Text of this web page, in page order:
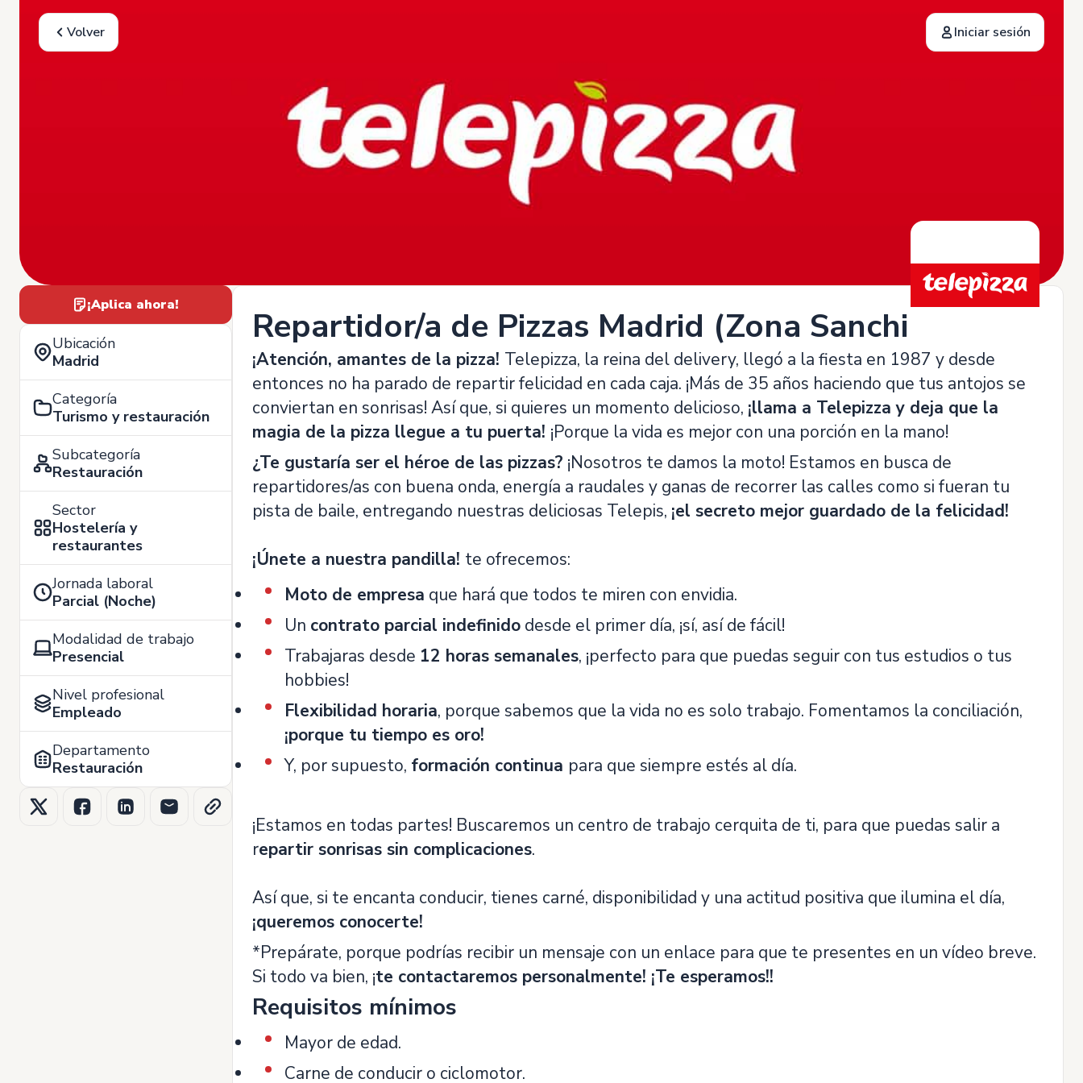
Volver Iniciar sesión
¡Aplica ahora!
Ubicación
Madrid
Categoría
Turismo y restauración
Subcategoría
Restauración
Sector
Hostelería y
restaurantes
Jornada laboral
Parcial (Noche)
Modalidad de trabajo
Presencial
Nivel profesional
Empleado
Departamento
Restauración
Repartidor/a de Pizzas Madrid (Zona Sanchinarro)
¡Atención, amantes de la pizza! Telepizza, la reina del delivery, llegó a la fiesta en 1987 y desde
entonces no ha parado de repartir felicidad en cada caja. ¡Más de 35 años haciendo que tus antojos se
conviertan en sonrisas! Así que, si quieres un momento delicioso, ¡llama a Telepizza y deja que la
magia de la pizza llegue a tu puerta! ¡Porque la vida es mejor con una porción en la mano!
¿Te gustaría ser el héroe de las pizzas? ¡Nosotros te damos la moto! Estamos en busca de
repartidores/as con buena onda, energía a raudales y ganas de recorrer las calles como si fueran tu
pista de baile, entregando nuestras deliciosas Telepis, ¡el secreto mejor guardado de la felicidad!
¡Únete a nuestra pandilla! te ofrecemos:
Moto de empresa que hará que todos te miren con envidia.
Un contrato parcial indefinido desde el primer día, ¡sí, así de fácil!
Trabajaras desde 12 horas semanales, ¡perfecto para que puedas seguir con tus estudios o tus
hobbies!
Flexibilidad horaria, porque sabemos que la vida no es solo trabajo. Fomentamos la conciliación,
¡porque tu tiempo es oro!
Y, por supuesto, formación continua para que siempre estés al día.
¡Estamos en todas partes! Buscaremos un centro de trabajo cerquita de ti, para que puedas salir a
repartir sonrisas sin complicaciones.
Así que, si te encanta conducir, tienes carné, disponibilidad y una actitud positiva que ilumina el día,
¡queremos conocerte!
*Prepárate, porque podrías recibir un mensaje con un enlace para que te presentes en un vídeo breve.
Si todo va bien, ¡te contactaremos personalmente! ¡Te esperamos!!
Requisitos mínimos
Mayor de edad.
Carne de conducir o ciclomotor.